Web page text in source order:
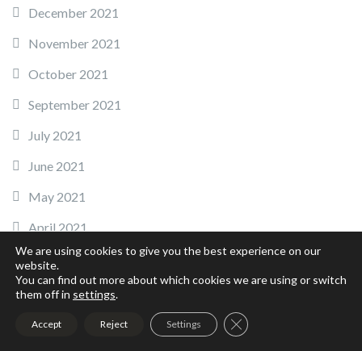
December 2021
November 2021
October 2021
September 2021
July 2021
June 2021
May 2021
April 2021
March 2021
February 2021
January 2021
We are using cookies to give you the best experience on our
website.
You can find out more about which cookies we are using or switch
them off in settings.
Accept Reject Settings Close GDPR Cookie